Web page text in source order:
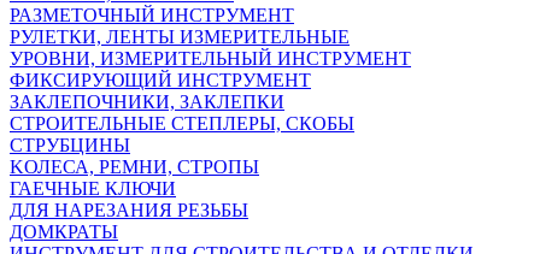
РАЗМЕТОЧНЫЙ ИНСТРУМЕНТ
РУЛЕТКИ, ЛЕНТЫ ИЗМЕРИТЕЛЬНЫЕ
УРОВНИ, ИЗМЕРИТЕЛЬНЫЙ ИНСТРУМЕНТ
ФИКСИРУЮЩИЙ ИНСТРУМЕНТ
ЗАКЛЕПОЧНИКИ, ЗАКЛЕПКИ
СТРОИТЕЛЬНЫЕ СТЕПЛЕРЫ, СКОБЫ
СТРУБЦИНЫ
KОЛЕСА, РЕМНИ, СТРОПЫ
ГАЕЧНЫЕ КЛЮЧИ
ДЛЯ НАРЕЗАНИЯ РЕЗЬБЫ
ДОМКРАТЫ